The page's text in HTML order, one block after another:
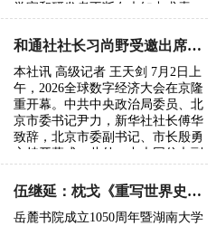
学家和研发者不断在未知中求索、
年后，…
和通社社长习尚野受邀出席2026年全球数字经济大会
本社讯 高级记者 王天剑 7月2日上
午，2026全球数字经济大会在京隆
重开幕。中共中央政治局委员、北
京市委书记尹力，新华社社长傅华
致辞，北京市委副书记、市长殷勇
主持开幕式。此外，中央网信办副
国家发…
伍继延：枕戈《重写世界史》献礼湖大百周年校庆
岳麓书院成立1050周年暨湖南大学